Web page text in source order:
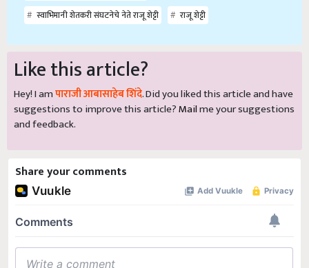
स्वाभिमानी शेतकरी संघटनेचे नेते राजू शेट्टी
राजू शेट्टी
Like this article?
Hey! I amपाराजी आबासाहेब शिंदे. Did you liked this article and have
suggestions to improve this article?Mailme your suggestions
and feedback.
Share your comments